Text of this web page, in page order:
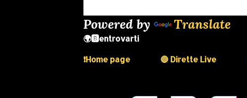
Powered by Translate
🌍🅱️entrovarti
❗️Home page
🔴 Dirette Live